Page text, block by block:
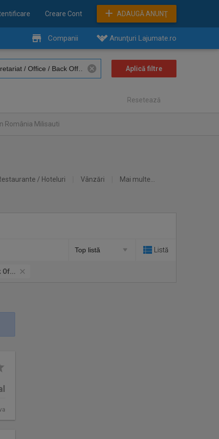
Creare Cont ADAUGĂ ANUNŢ
Companii Anunţuri Lajumate.ro
Resetează
România Milisauti
/ Hoteluri Vânzări Mai multe...
Listă
Of...